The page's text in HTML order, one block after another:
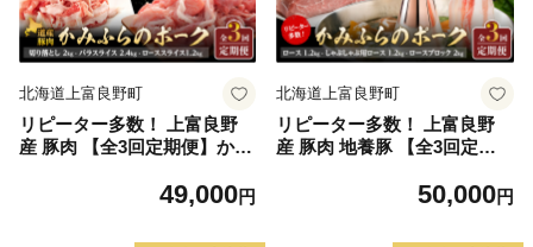
北海道上富良野町
リピーター多数！ 上富良野
産 豚肉 【全3回定期便】かみ
バラスライス2.4kg ロースス
49,000円
北海道上富良野町
リピーター多数！ 上富良野
産 豚肉 地養豚 【全3回定期
1.2kg しゃぶしゃぶ用ロース
50,000円